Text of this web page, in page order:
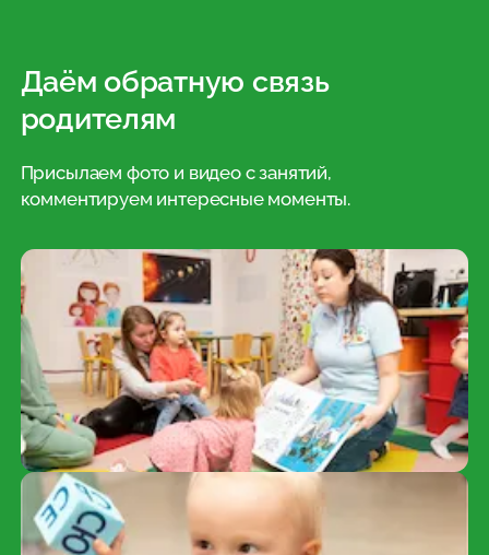
Даём обратную связь
родителям
Присылаем фото и видео с занятий,
комментируем интересные моменты.